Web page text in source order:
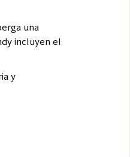
una
incluyen el
y